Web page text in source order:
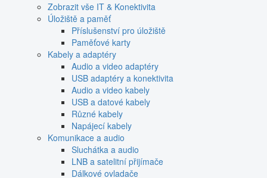
Zobrazit vše IT & Konektivita
Úložiště a paměť
Příslušenství pro úložiště
Paměťové karty
Kabely a adaptéry
Audio a video adaptéry
USB adaptéry a konektivita
Audio a video kabely
USB a datové kabely
Různé kabely
Napájecí kabely
Komunikace a audio
Sluchátka a audio
LNB a satelitní přijímače
Dálkové ovladače